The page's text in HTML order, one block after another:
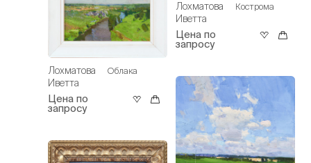
Лохматова
Иветта
Облака
Цена по
запросу
Лохматова
Иветта
Кострома
Цена по
запросу